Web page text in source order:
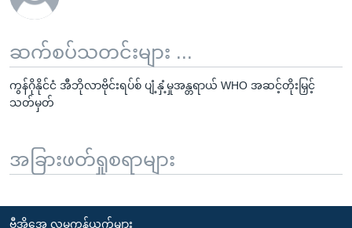
ဆက်စပ်သတင်းများ ...
ကွန်ဂိုနိုင်ငံ အီဘိုလာဗိုင်းရပ်စ် ပျံ့နှံ့မှုအန္တရာယ် WHO အဆင့်တိုးမြှင့်
သတ်မှတ်
အခြားဖတ်ရှုစရာများ
ဗွီအိုအေ လူမှုကွန်ယက်များ